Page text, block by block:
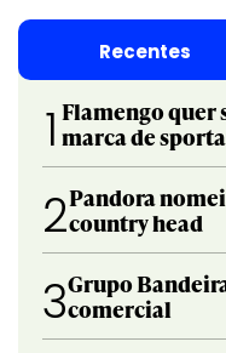
Recentes
1 Flamengo quer
marca de
2Pandora
country head
3Grupo
comercial